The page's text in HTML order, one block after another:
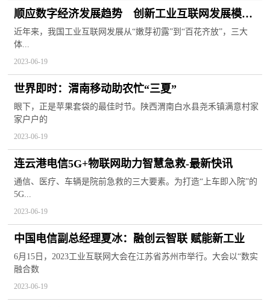
顺应数字经济发展趋势 创新工业互联网发展模式
焦点
近年来，我国工业互联网发展从“嫩芽初露”到“百花齐放”，三大
体...
2023-06-19
世界即时：渭南移动助农忙“三夏”
眼下，正是苹果套袋的最佳时节。陕西渭南白水县尧禾镇满意村家
家户户的
2023-06-19
连云港电信5G+物联网助力智慧急救-最新快讯
通信、医疗、车辆是院前急救的三大要素。为打造“上车即入院”的
5G...
2023-06-19
中国电信副总经理夏冰：融创云智联 赋能新工业
6月15日，2023工业互联网大会在江苏省苏州市举行。大会以“数实
融合数
2023-06-19